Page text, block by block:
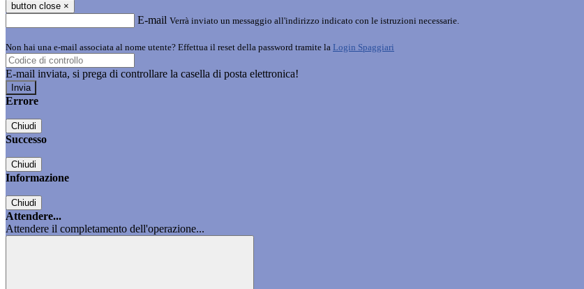
button close ×
E-mail Verrà inviato un messaggio all'indirizzo indicato con le istruzioni necessarie.
Non hai una e-mail associata al nome utente? Effettua il reset della password tramite la Login Spaggiari
E-mail inviata, si prega di controllare la casella di posta elettronica!
Errore
Chiudi
Successo
Chiudi
Informazione
Chiudi
Attendere...
Attendere il completamento dell'operazione...